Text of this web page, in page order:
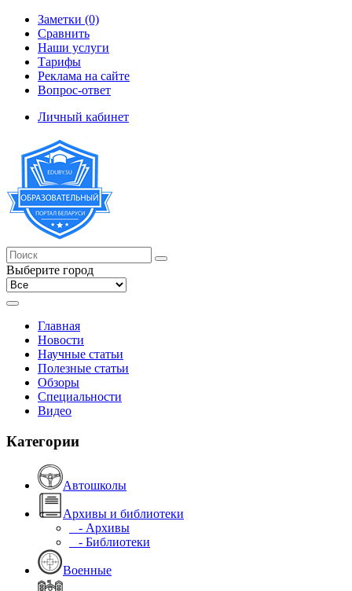
Заметки (0)
Сравнить
Наши услуги
Тарифы
Реклама на сайте
Вопрос-ответ
Личный кабинет
Выберите город
Главная
Новости
Научные статьи
Полезные статьи
Обзоры
Специальности
Видео
Категории
Автошколы
Архивы и библиотеки
- Архивы
- Библиотеки
Военные